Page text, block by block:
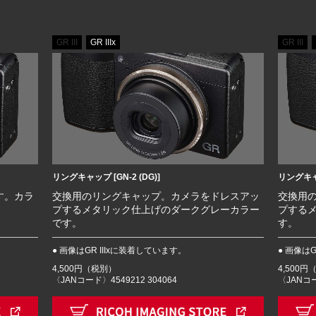
。カラ
GR III GR IIIx
リングキャップ [GN-2 (DG)]
交換用のリングキャップ。カメラをドレスアッ
プするメタリック仕上げのダークグレーカラー
です。
● 画像はGR IIIxに装着しています。
4,500円（税別）
〈JANコード〉4549212 304064
GR III
リングキ
交換用
プする
す。
● 画像は
4,500円
〈JAN